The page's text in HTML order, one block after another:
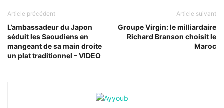
Article précédent
L’ambassadeur du Japon
séduit les Saoudiens en
mangeant de sa main droite
un plat traditionnel – VIDEO
Article suivant
Groupe Virgin: le milliardaire
Richard Branson choisit le
Maroc